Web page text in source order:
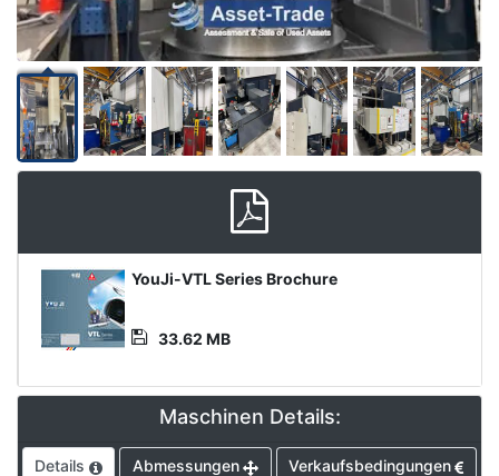
Media
Datei
YouJi-VTL Series Brochure
33.62 MB
Maschinen Details:
Details Abmessungen Verkaufsbedingungen